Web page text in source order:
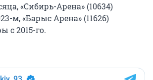
«Сибирь-Арена» (10634)
м, «Барыс Арена» (11626)
с 2015-го.